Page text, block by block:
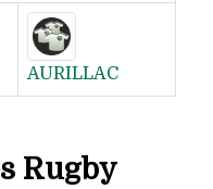
AURILLAC
Rugby